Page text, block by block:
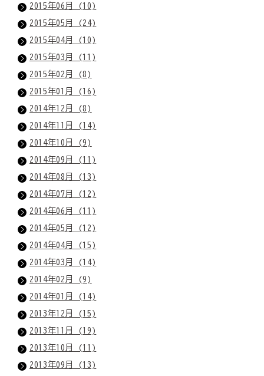
2015年06月 (10)
2015年05月 (24)
2015年04月 (10)
2015年03月 (11)
2015年02月 (8)
2015年01月 (16)
2014年12月 (8)
2014年11月 (14)
2014年10月 (9)
2014年09月 (11)
2014年08月 (13)
2014年07月 (12)
2014年06月 (11)
2014年05月 (12)
2014年04月 (15)
2014年03月 (14)
2014年02月 (9)
2014年01月 (14)
2013年12月 (15)
2013年11月 (19)
2013年10月 (11)
2013年09月 (13)